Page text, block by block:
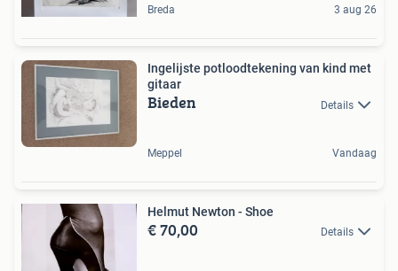
Breda 3 aug 26
Ingelijste potloodtekening van kind met
gitaar
Bieden Details
Meppel Vandaag
Helmut Newton - Shoe
€ 70,00 Details